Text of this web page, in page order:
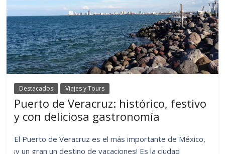
Destacados Viajes y Tours
Puerto de Veracruz: histórico, festivo
y con deliciosa gastronomía
El Puerto de Veracruz es el más importante de México,
¡y un gran un destino de vacaciones! Es la ciudad